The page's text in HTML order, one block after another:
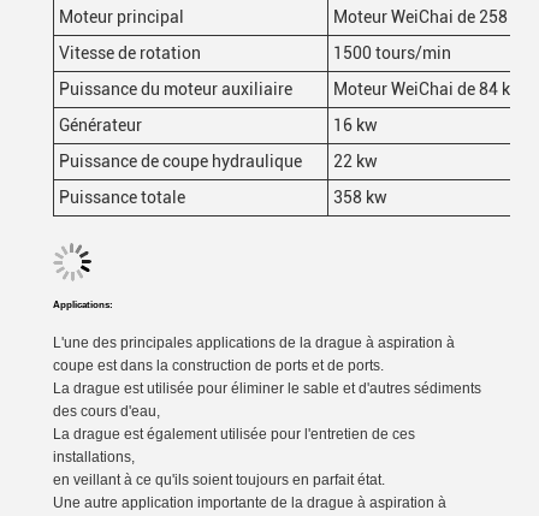
Moteur principal
Moteur WeiChai de 258 kW
Vitesse de rotation
1500 tours/min
Puissance du moteur auxiliaire
Moteur WeiChai de 84 kW
Générateur
16 kw
Puissance de coupe hydraulique
22 kw
Puissance totale
358 kw
Applications:
L'une des principales applications de la drague à aspiration à
coupe est dans la construction de ports et de ports.
La drague est utilisée pour éliminer le sable et d'autres sédiments
des cours d'eau,
La drague est également utilisée pour l'entretien de ces
installations,
en veillant à ce qu'ils soient toujours en parfait état.
Une autre application importante de la drague à aspiration à